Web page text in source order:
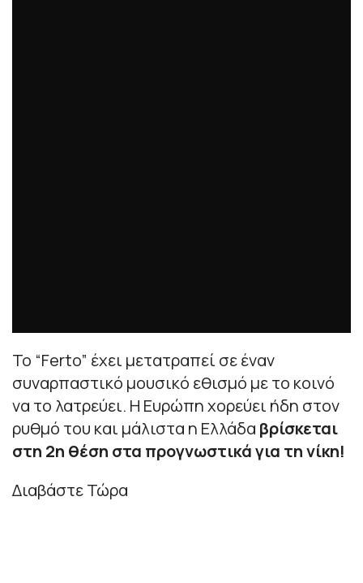
Το “Ferto” έχει μετατραπεί σε έναν
συναρπαστικό μουσικό εθισμό με το κοινό
να το λατρεύει. Η Ευρώπη χορεύει ήδη στον
ρυθμό του και μάλιστα η Ελλάδα βρίσκεται
στη 2η θέση στα προγνωστικά για τη νίκη!
Διαβάστε Τώρα